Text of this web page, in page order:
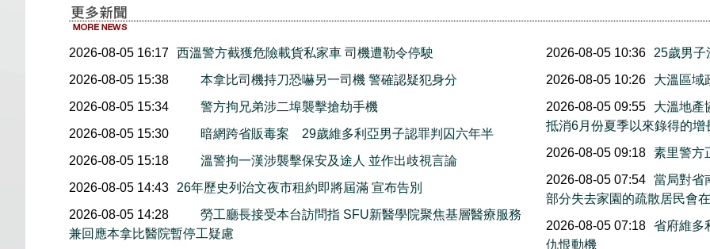
2026-08-05 16:17 西溫警方截獲危險載貨私家車 司機遭勒令停駛
2026-08-05 15:38
本拿比司機持刀恐嚇另一司機 警確認疑犯身分
2026-08-05 15:34
警方拘兄弟涉二埠襲擊搶劫手機
2026-08-05 15:30
暗網跨省販毒案 29歲維多利亞男子認罪判囚六年半
2026-08-05 15:18
溫警拘一漢涉襲擊保安及途人 並作出歧視言論
2026-08-05 14:43
26年歷史列治文夜市租約即將屆滿 宣布告別
2026-08-05 14:28
勞工廳長接受本台訪問指 SFU新醫學院聚焦基層醫療服務
兼回應本拿比醫院暫停工疑慮
2026-08-05 10:36
25歲男子
2026-08-05 10:26
大溫區域
2026-08-05 09:55
大溫地產
抵消6月份夏季以來錄得的增
2026-08-05 09:18
素里警方
2026-08-05 07:54
當局對省
部分失去家園的疏散居民會
2026-08-05 07:18
省府維多
仇恨動機